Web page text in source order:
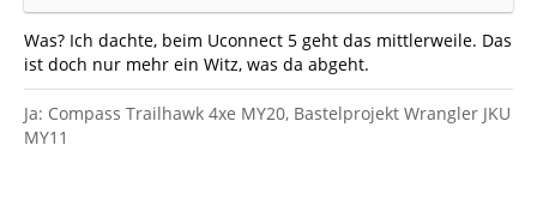
Was? Ich dachte, beim Uconnect 5 geht das mittlerweile. Das
ist doch nur mehr ein Witz, was da abgeht.
Ja: Compass Trailhawk 4xe MY20, Bastelprojekt Wrangler JKU
MY11